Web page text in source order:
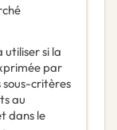
si la
par
sous-critères
au
dans le